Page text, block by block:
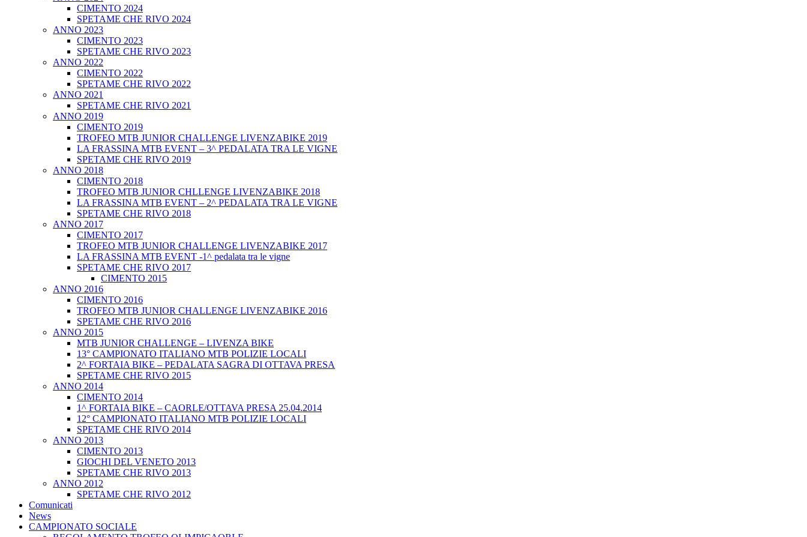
CIMENTO 2024
SPETAME CHE RIVO 2024
ANNO 2023
CIMENTO 2023
SPETAME CHE RIVO 2023
ANNO 2022
CIMENTO 2022
SPETAME CHE RIVO 2022
ANNO 2021
SPETAME CHE RIVO 2021
ANNO 2019
CIMENTO 2019
TROFEO MTB JUNIOR CHALLENGE LIVENZABIKE 2019
LA FRASSINA MTB EVENT – 3^ PEDALATA TRA LE VIGNE
SPETAME CHE RIVO 2019
ANNO 2018
CIMENTO 2018
TROFEO MTB JUNIOR CHLLENGE LIVENZABIKE 2018
LA FRASSINA MTB EVENT – 2^ PEDALATA TRA LE VIGNE
SPETAME CHE RIVO 2018
ANNO 2017
CIMENTO 2017
TROFEO MTB JUNIOR CHALLENGE LIVENZABIKE 2017
LA FRASSINA MTB EVENT -1^ pedalata tra le vigne
SPETAME CHE RIVO 2017
CIMENTO 2015
ANNO 2016
CIMENTO 2016
TROFEO MTB JUNIOR CHALLENGE LIVENZABIKE 2016
SPETAME CHE RIVO 2016
ANNO 2015
MTB JUNIOR CHALLENGE – LIVENZA BIKE
13° CAMPIONATO ITALIANO MTB POLIZIE LOCALI
2^ FORTAIA BIKE – PEDALATA SAGRA DI OTTAVA PRESA
SPETAME CHE RIVO 2015
ANNO 2014
CIMENTO 2014
1^ FORTAIA BIKE – CAORLE/OTTAVA PRESA 25.04.2014
12° CAMPIONATO ITALIANO MTB POLIZIE LOCALI
SPETAME CHE RIVO 2014
ANNO 2013
CIMENTO 2013
GIOCHI DEL VENETO 2013
SPETAME CHE RIVO 2013
ANNO 2012
SPETAME CHE RIVO 2012
Comunicati
News
CAMPIONATO SOCIALE